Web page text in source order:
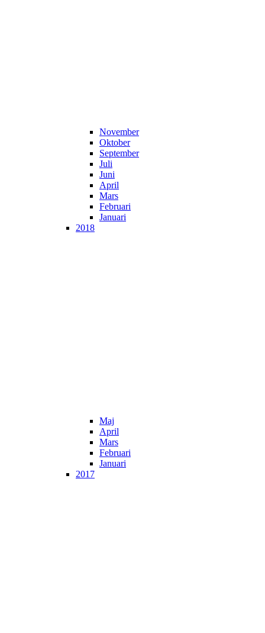
November
Oktober
September
Juli
Juni
April
Mars
Februari
Januari
2018
Maj
April
Mars
Februari
Januari
2017